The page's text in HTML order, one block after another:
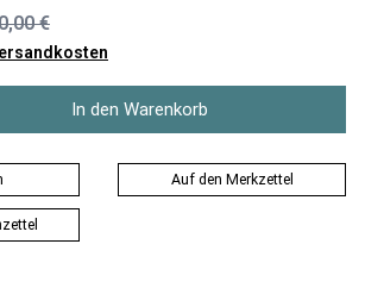
€
In den Warenkorb
Auf den Merkzettel